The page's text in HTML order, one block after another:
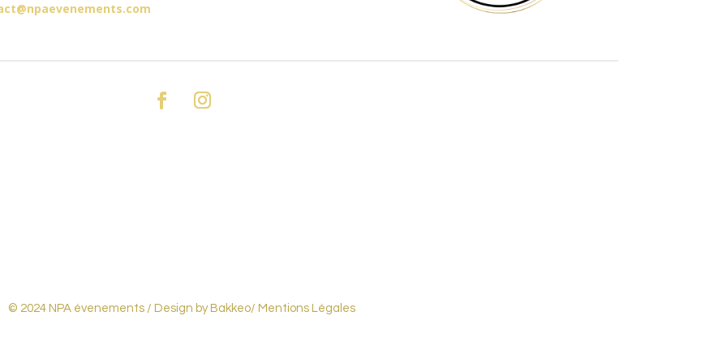
© 2024 NPA évenements / Design by Bakkeo/ Mentions Légales